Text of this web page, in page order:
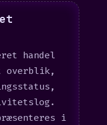
handel
overblik,
i